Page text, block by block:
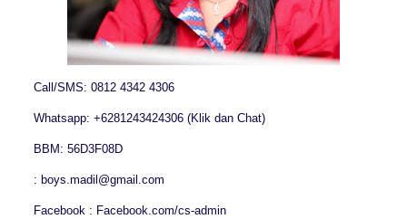
Call/SMS: 0812 4342 4306
Whatsapp: +6281243424306 (Klik dan Chat)
BBM: 56D3F08D
: boys.madil@gmail.com
Facebook : Facebook.com/cs-admin